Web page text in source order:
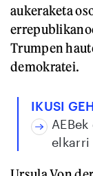
aukeraketa
Trumpen
demokratei.
IKUSI
elkarri